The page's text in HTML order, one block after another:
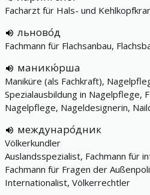
Facharzt für Hals- und
льново́д
Fachmann für Flachsanbau,
маникю́рша
Maniküre (als Fachkraft),
Spezialausbildung in Nagelpflege,
Nagelpflege, Nageldesignerin,
междунаро́дник
Völkerkundler
Auslandsspezialist, Fachmann für
Fachmann für Fragen der
Internationalist, Völkerrechtler